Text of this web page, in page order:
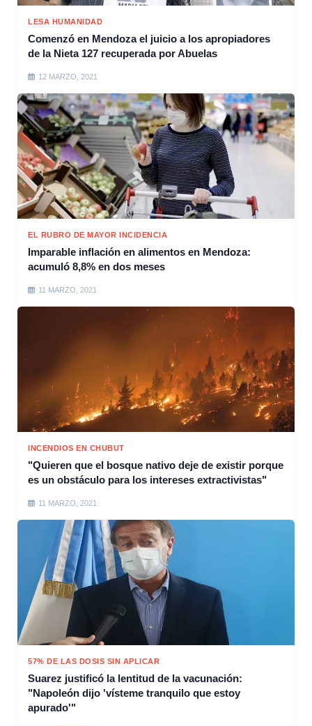
LESA HUMANIDAD
Comenzó en Mendoza el juicio a los apropiadores
de la Nieta 127 recuperada por Abuelas
12 MARZO, 2021
EL RUBRO DE MAYOR INCIDENCIA
Imparable inflación en alimentos en Mendoza:
acumuló 8,8% en dos meses
11 MARZO, 2021
INCENDIOS EN CHUBUT
"Quieren que el bosque nativo deje de existir porque
es un obstáculo para los intereses extractivistas"
11 MARZO, 2021
57% DE LAS DOSIS SIN APLICAR
Suarez justificó la lentitud de la vacunación:
"Napoleón dijo 'vísteme tranquilo que estoy
apurado'"